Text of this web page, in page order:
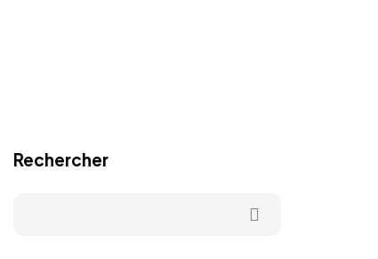
Rechercher